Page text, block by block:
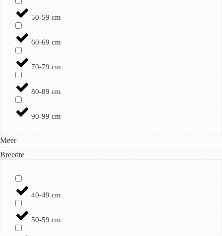
50-59 cm
60-69 cm
70-79 cm
80-89 cm
90-99 cm
Meer
Breedte
40-49 cm
50-59 cm